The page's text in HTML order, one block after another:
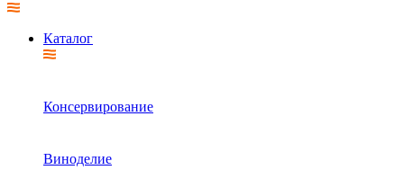
Каталог
Консервирование
Виноделие